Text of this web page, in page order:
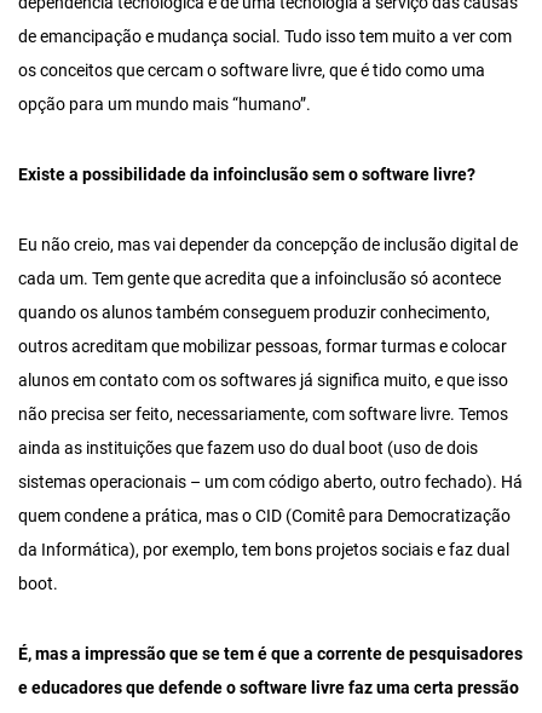
de emancipação e mudança social. Tudo isso tem muito a ver com
os conceitos que cercam o software livre, que é tido como uma
opção para um mundo mais “humano”.
Existe a possibilidade da infoinclusão sem o software livre?
Eu não creio, mas vai depender da concepção de inclusão digital de
cada um. Tem gente que acredita que a infoinclusão só acontece
quando os alunos também conseguem produzir conhecimento,
outros acreditam que mobilizar pessoas, formar turmas e colocar
alunos em contato com os softwares já significa muito, e que isso
não precisa ser feito, necessariamente, com software livre. Temos
ainda as instituições que fazem uso do dual boot (uso de dois
sistemas operacionais – um com código aberto, outro fechado). Há
quem condene a prática, mas o CID (Comitê para Democratização
da Informática), por exemplo, tem bons projetos sociais e faz dual
boot.
É, mas a impressão que se tem é que a corrente de pesquisadores
e educadores que defende o software livre faz uma certa pressão